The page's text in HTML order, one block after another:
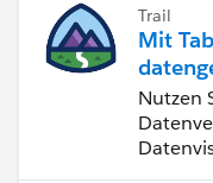
Trail
Mit
werden
Nutzen